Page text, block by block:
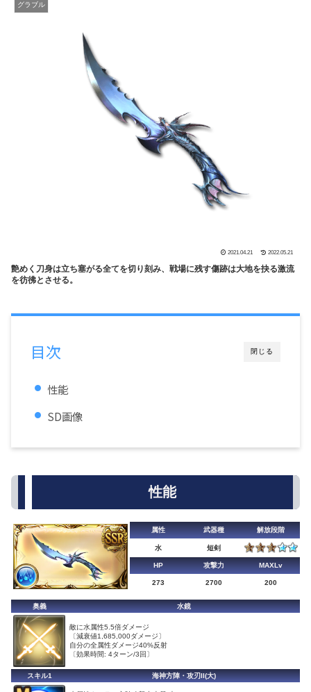
グラブル
2021.04.21 2022.05.21
艶めく刀身は立ち塞がる全てを切り刻み、戦場に残す傷跡は大地を抉る激流
を彷彿とさせる。
閉じる
目次
性能
SD画像
性能
属性 武器種 解放段階
水 短剣
HP 攻撃力 MAXLv
273 2700 200
奥義 水鏡
敵に水属性5.5倍ダメージ
〔減衰値1,685,000ダメージ〕
自分の全属性ダメージ40%反射
〔効果時間: 4ターン/3回〕
スキル1 海神方陣・攻刃II(大)